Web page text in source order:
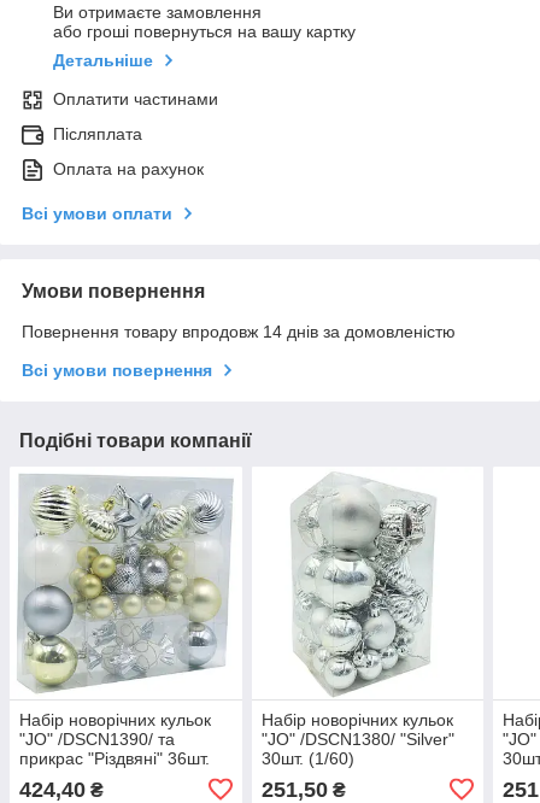
Ви отримаєте замовлення
або гроші повернуться на вашу картку
Детальніше
Оплатити частинами
Післяплата
Оплата на рахунок
Всі умови оплати
Умови повернення
Повернення товару впродовж 14 днів за домовленістю
Всі умови повернення
Подібні товари компанії
Набір новорічних кульок
"JO" /DSCN1390/ та
прикрас "Різдвяні" 36шт.
424,40 ₴
Набір новорічних кульок
"JO" /DSCN1380/ "Silver"
30шт. (1/60)
251,50₴